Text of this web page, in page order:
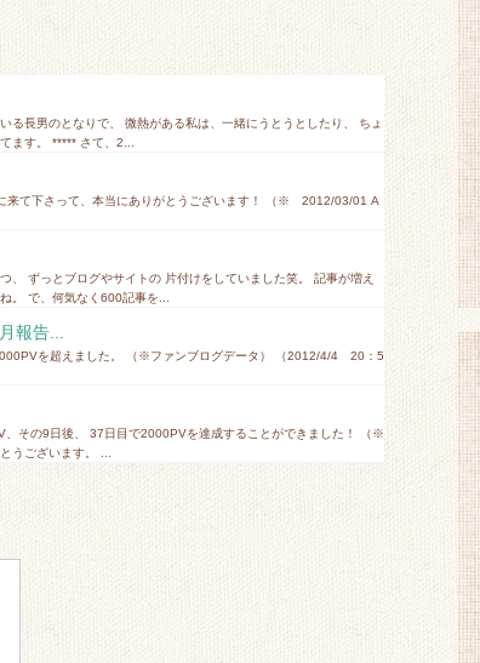
る長男のとなりで、 微熱がある私は、一緒にうとうとしたり、 ちょ
ます。 ***** さて、2...
来て下さって、本当にありがとうございます！ （※ 2012/03/01 A
、 ずっとブログやサイトの 片付けをしていました笑。 記事が増え
。 で、何気なく600記事を...
報告...
を超えました。 （※ファンブログデータ） （2012/4/4 20：5
その9日後、 37日目で2000PVを達成することができました！ （※
うございます。 ...